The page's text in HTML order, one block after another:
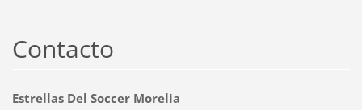
Contacto
Estrellas Del Soccer Morelia